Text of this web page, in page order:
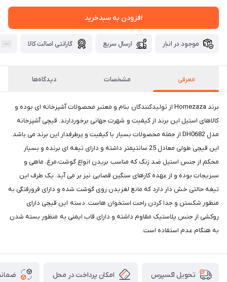
افزودن به سبدخرید
موجود در انبار ارسال سریع گارانتی اصالت کالا
معرفی مشخصات دیدگاه‌ها
برند Homezaza از تولیدکنندگان بنام و معتبر محصولات آشپزخانه ای بوده و
کالاهای استیل این برند از کیفیت و شهرت جهانی برخوردارند. قیچی آشپزخانه
مدل DH0682 از جمله محصولات بسیار با کیفیت و پرطرفدار این برند می باشد.
این قیچی طولی معادل 25 سانتیمتر داشته و دارای تیغه ای برنده و بسیار
محکم از جنس استیل ضد زنگ که مناسب بریدن انواع گوشت،مرغ، ماهی و
سبزیجات بوده و از عهده کارهای سنگین قصابی نیز بر می آید. یک طرف این
تیغه حالتی خش دار دارد که مانع لغزیدن روی گوشت شده و دارای فرورفتگی به
منظور شکستن و جدا کردن راحت استخوان هاست. دسته این قیچی دارای
روکشی از جنس پلاستیک مقاوم داشته و دارای قاب ایمنی به منظور بسته شدن
به هنگام عدم استفاده است.
تحویل اکسپرس امکان پرداخت در محل